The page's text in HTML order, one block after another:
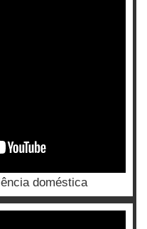
doméstica